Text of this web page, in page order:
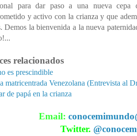
para dar paso a una nueva cepa
y activo con la crianza y que
Demos la bienvenida a la nueva
relacionados
es prescindible
matricentrada Venezolana (Entrevista al
de papá en la crianza
Email:
Twitter.